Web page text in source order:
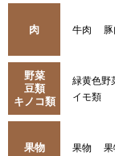
肉 牛肉
野菜
豆類
キノコ類
緑黄色野
イモ類
果物 果物